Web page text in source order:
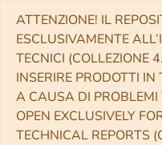
ATTENZIONE! IL
ESCLUSIVAMENTE
TECNICI (COLLEZIONE
INSERIRE PRODOTTI
A CAUSA DI PROBLEMI
OPEN EXCLUSIVELY
TECHNICAL REPORTS